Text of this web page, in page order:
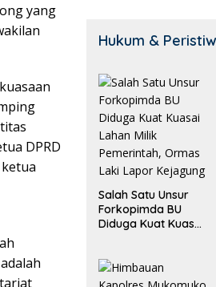
yang
DPRD
Hukum &
Salah Satu Unsur
Forkopimda BU
Diduga Kuat Kuasai
Laki Lapor
Kejagung